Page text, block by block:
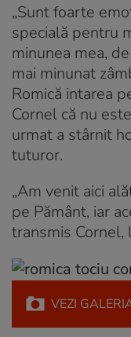
„Sunt foarte
specială pentru
minunea mea,
mai minunat
Romică intarea
Cornel că nu
urmat a stârnit
tuturor.
„Am venit aici
pe Pământ, iar
transmis Cornel,
VEZI